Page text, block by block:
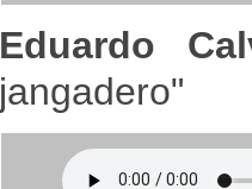
Eduardo
jangadero"